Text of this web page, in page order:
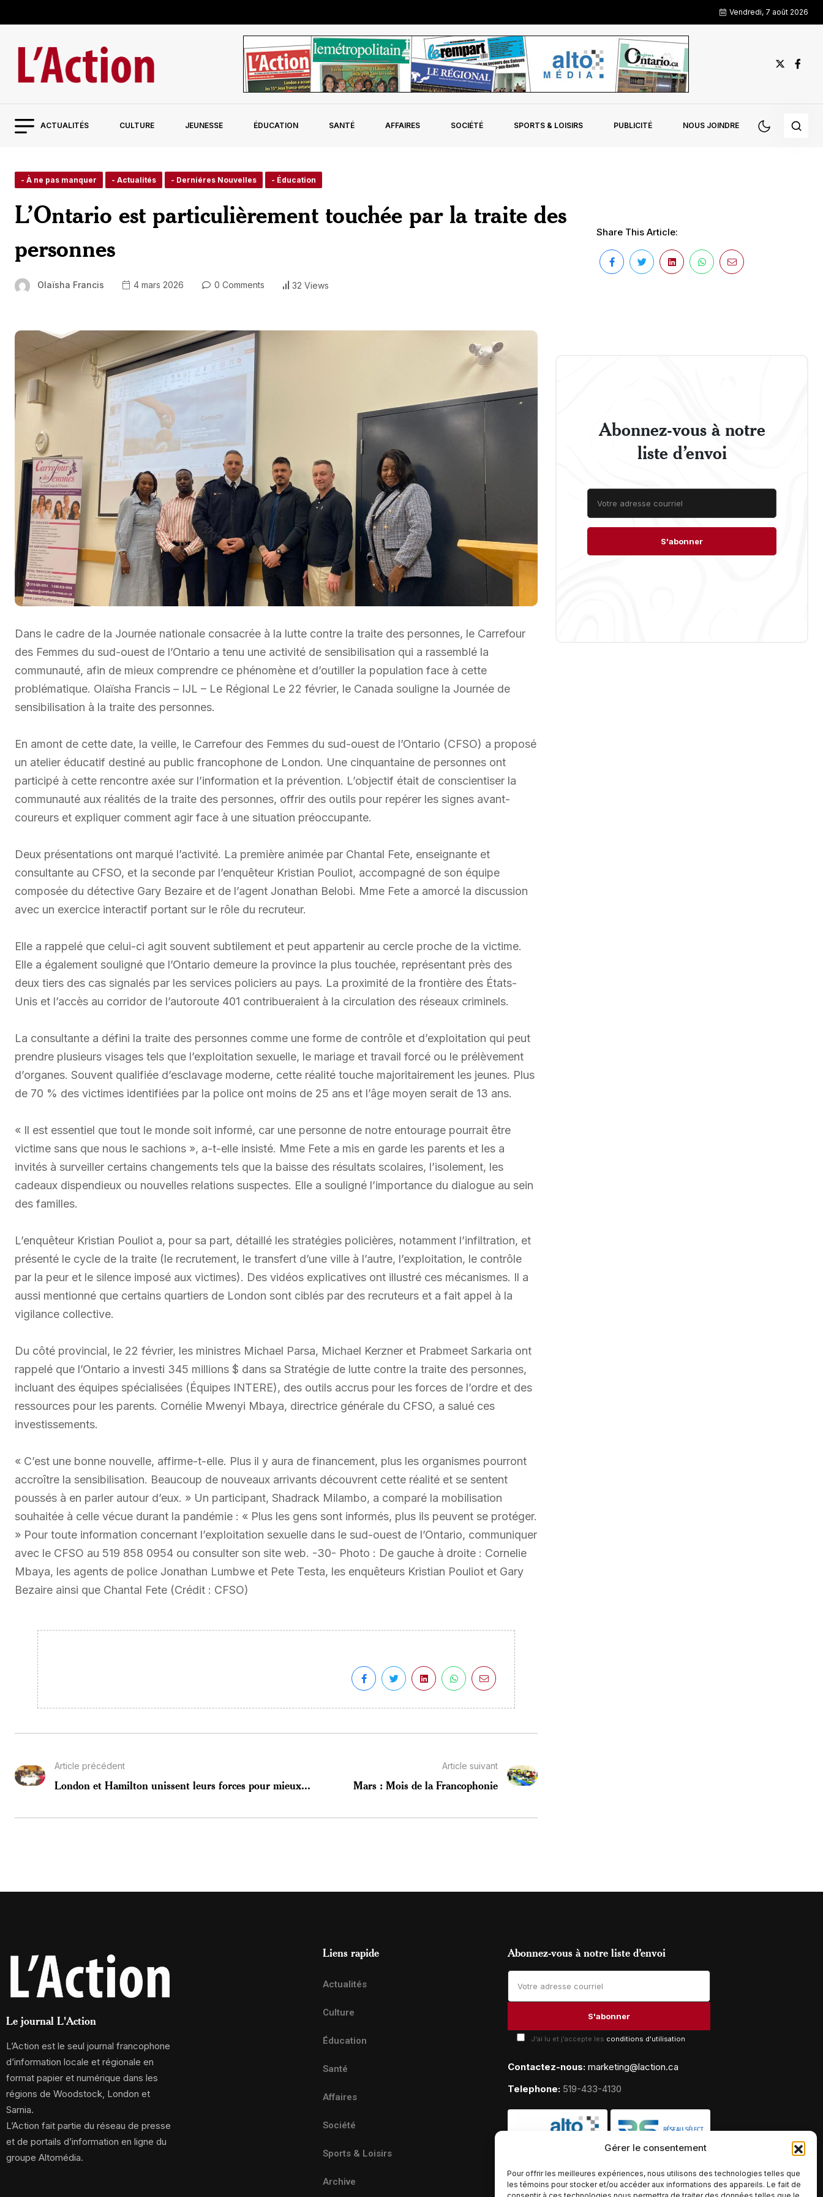
Gérer le consentement
Pour offrir les meilleures expériences, nous utilisons des technologies telles que
les témoins pour stocker et/ou accéder aux informations des appareils. Le fait de
Vendredi, 7 août 2026
ACTUALITÉS CULTURE JEUNESSE ÉDUCATION SANTÉ AFFAIRES SOCIÉTÉ SPORTS & LOISIRS PUBLICITÉ NOUS JOINDRE
- À ne pas manquer - Actualités - Derniéres Nouvelles - Éducation
L’Ontario est particulièrement touchée par la traite des
personnes
Olaïsha Francis 4 mars 2026 0 Comments 32 Views
Share This Article:
Dans le cadre de la Journée nationale consacrée à la lutte contre la traite des personnes, le Carrefour
des Femmes du sud-ouest de l’Ontario a tenu une activité de sensibilisation qui a rassemblé la
communauté, afin de mieux comprendre ce phénomène et d’outiller la population face à cette
problématique. Olaïsha Francis – IJL – Le Régional Le 22 février, le Canada souligne la Journée de
sensibilisation à la traite des personnes.
En amont de cette date, la veille, le Carrefour des Femmes du sud-ouest de l’Ontario (CFSO) a proposé
un atelier éducatif destiné au public francophone de London. Une cinquantaine de personnes ont
participé à cette rencontre axée sur l’information et la prévention. L’objectif était de conscientiser la
communauté aux réalités de la traite des personnes, offrir des outils pour repérer les signes avant-
coureurs et expliquer comment agir face à une situation préoccupante.
Deux présentations ont marqué l’activité. La première animée par Chantal Fete, enseignante et
consultante au CFSO, et la seconde par l’enquêteur Kristian Pouliot, accompagné de son équipe
composée du détective Gary Bezaire et de l’agent Jonathan Belobi. Mme Fete a amorcé la discussion
avec un exercice interactif portant sur le rôle du recruteur.
Elle a rappelé que celui-ci agit souvent subtilement et peut appartenir au cercle proche de la victime.
Elle a également souligné que l’Ontario demeure la province la plus touchée, représentant près des
deux tiers des cas signalés par les services policiers au pays. La proximité de la frontière des États-
Unis et l’accès au corridor de l’autoroute 401 contribueraient à la circulation des réseaux criminels.
La consultante a défini la traite des personnes comme une forme de contrôle et d’exploitation qui peut
prendre plusieurs visages tels que l’exploitation sexuelle, le mariage et travail forcé ou le prélèvement
d’organes. Souvent qualifiée d’esclavage moderne, cette réalité touche majoritairement les jeunes. Plus
de 70 % des victimes identifiées par la police ont moins de 25 ans et l’âge moyen serait de 13 ans.
« Il est essentiel que tout le monde soit informé, car une personne de notre entourage pourrait être
victime sans que nous le sachions », a-t-elle insisté. Mme Fete a mis en garde les parents et les a
invités à surveiller certains changements tels que la baisse des résultats scolaires, l’isolement, les
cadeaux dispendieux ou nouvelles relations suspectes. Elle a souligné l’importance du dialogue au sein
des familles.
L’enquêteur Kristian Pouliot a, pour sa part, détaillé les stratégies policières, notamment l’infiltration, et
présenté le cycle de la traite (le recrutement, le transfert d’une ville à l’autre, l’exploitation, le contrôle
par la peur et le silence imposé aux victimes). Des vidéos explicatives ont illustré ces mécanismes. Il a
aussi mentionné que certains quartiers de London sont ciblés par des recruteurs et a fait appel à la
vigilance collective.
Du côté provincial, le 22 février, les ministres Michael Parsa, Michael Kerzner et Prabmeet Sarkaria ont
rappelé que l’Ontario a investi 345 millions $ dans sa Stratégie de lutte contre la traite des personnes,
incluant des équipes spécialisées (Équipes INTERE), des outils accrus pour les forces de l’ordre et des
ressources pour les parents. Cornélie Mwenyi Mbaya, directrice générale du CFSO, a salué ces
investissements.
« C’est une bonne nouvelle, affirme-t-elle. Plus il y aura de financement, plus les organismes pourront
accroître la sensibilisation. Beaucoup de nouveaux arrivants découvrent cette réalité et se sentent
poussés à en parler autour d’eux. » Un participant, Shadrack Milambo, a comparé la mobilisation
souhaitée à celle vécue durant la pandémie : « Plus les gens sont informés, plus ils peuvent se protéger.
» Pour toute information concernant l’exploitation sexuelle dans le sud-ouest de l’Ontario, communiquer
avec le CFSO au 519 858 0954 ou consulter son site web. -30- Photo : De gauche à droite : Cornelie
Mbaya, les agents de police Jonathan Lumbwe et Pete Testa, les enquêteurs Kristian Pouliot et Gary
Bezaire ainsi que Chantal Fete (Crédit : CFSO)
Article précédent
London et Hamilton unissent leurs forces pour mieux...
Article suivant
Mars : Mois de la Francophonie
Abonnez-vous à notre
liste d’envoi
Le journal L'Action
L’Action est le seul journal francophone
d’information locale et régionale en
format papier et numérique dans les
régions de Woodstock, London et
Sarnia.
L’Action fait partie du réseau de presse
et de portails d’information en ligne du
groupe Altomédia.
Liens rapide
Actualités
Culture
Éducation
Santé
Affaires
Société
Sports & Loisirs
Archive
Abonnez-vous à notre liste d’envoi
J'ai lu et j'accepte les conditions d'utilisation
Contactez-nous: marketing@laction.ca
Telephone: 519-433-4130